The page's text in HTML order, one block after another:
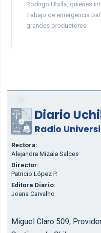
Rodrigo Ubilla, quienes
trabajo de emergencia
grandes productores
Diario
Radio
Rectora:
Alejandra Mizala Salces
Director:
Patricio López P.
Editora Diario:
Joana Carvalho
Miguel Claro 509,